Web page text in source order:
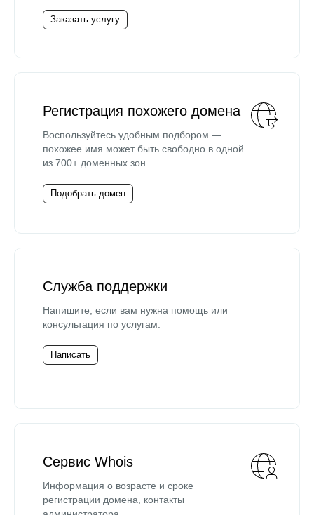
Заказать услугу
Регистрация похожего домена
Воспользуйтесь удобным подбором —
похожее имя может быть свободно в одной
из 700+ доменных зон.
Подобрать домен
Служба поддержки
Напишите, если вам нужна помощь или
консультация по услугам.
Написать
Сервис Whois
Информация о возрасте и сроке
регистрации домена, контакты